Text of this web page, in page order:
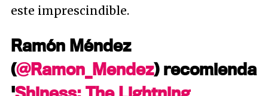
este imprescindible.
Ramón Méndez
(@Ramon_Mendez) recomienda